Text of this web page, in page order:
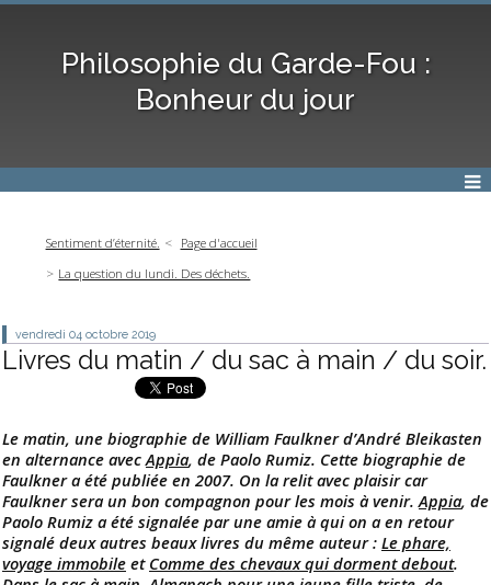
Philosophie du Garde-Fou :
Bonheur du jour
Sentiment d’éternité.
Page d'accueil
La question du lundi. Des déchets.
vendredi 04 octobre 2019
Livres du matin / du sac à main / du soir.
Le matin, une biographie de William Faulkner d’André Bleikasten
en alternance avec Appia, de Paolo Rumiz. Cette biographie de
Faulkner a été publiée en 2007. On la relit avec plaisir car
Faulkner sera un bon compagnon pour les mois à venir. Appia, de
Paolo Rumiz a été signalée par une amie à qui on a en retour
signalé deux autres beaux livres du même auteur : Le phare,
voyage immobile et Comme des chevaux qui dorment debout.